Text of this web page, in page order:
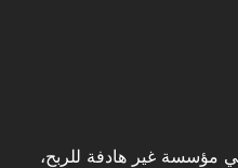
غير هادفة للربح،